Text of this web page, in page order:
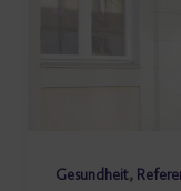
Gesundheit,